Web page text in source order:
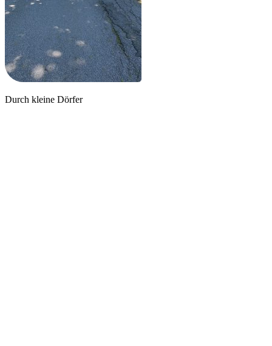
Durch kleine Dörfer